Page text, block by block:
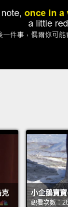
克
小企鵝寶
觀看次數：